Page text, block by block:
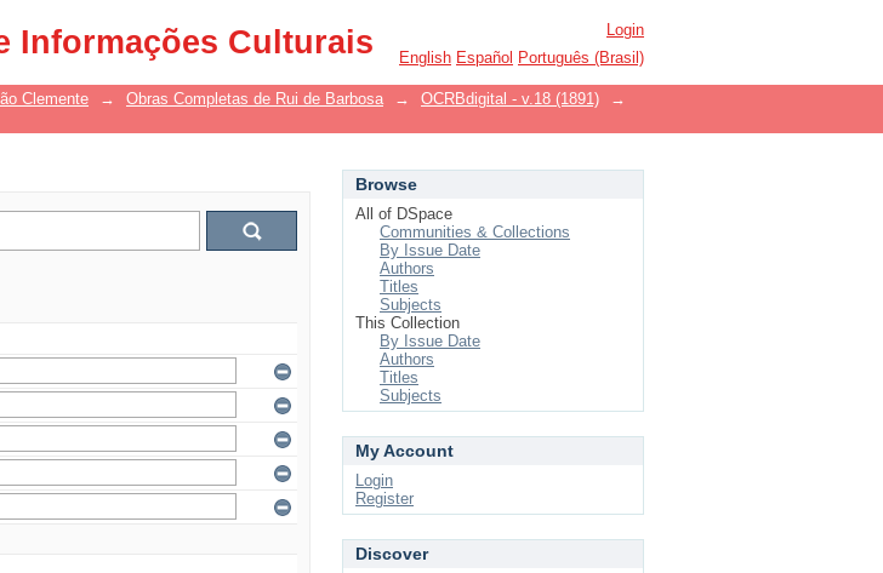
Informações Culturais
Login
English Español Português (Brasil)
Clemente → Obras Completas de Rui de Barbosa → OCRBdigital - v.18 (1891)
→
Browse
All of DSpace
Communities & Collections
By Issue Date
Authors
Titles
Subjects
This Collection
By Issue Date
Authors
Titles
Subjects
My Account
Login
Register
Discover